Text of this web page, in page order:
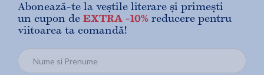
Abonează-te la veștile literare și primești
un cupon de EXTRA -10% reducere pentru
viitoarea ta comandă!